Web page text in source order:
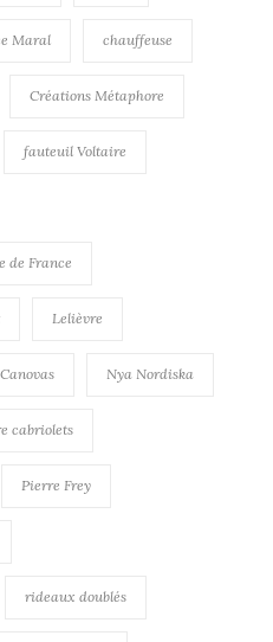
Maral chauffeuse
Créations Métaphore
fauteuil Voltaire
de France
Lelièvre
Nya Nordiska
cabriolets
Pierre Frey
rideaux doublés